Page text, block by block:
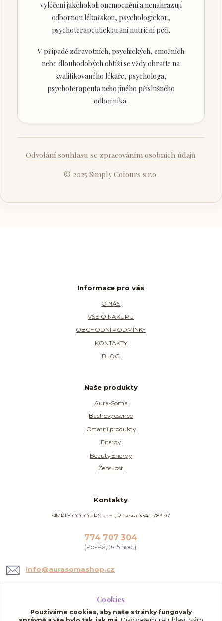
vyléčení jakéhokoli onemocnění a nenahrazují
odbornou lékařskou, psychologickou,
psychoterapeutickou ani nutriční péči.
V případě zdravotních, psychických, emočních
nebo dlouhodobých obtíží se vždy obraťte na
kvalifikovaného lékaře, psychologa,
psychoterapeuta nebo jiného příslušného
odborníka.
Odvolání souhlasu se zpracováním osobních údajů
© 2025 Simply Colours s.r.o.
Informace pro vás
O NÁS
VŠE O NÁKUPU
OBCHODNÍ PODMÍNKY
KONTAKTY
BLOG
Naše produkty
Aura-Soma
Bachovy esence
Ostatní produkty
Energy
Beauty Energy
Ženskost
Kontakty
SIMPLY COLOURS s.r.o. , Paseka 334 , 783 97
774 707 304
(Po-Pá, 9-15 hod.)
info@aurasomashop.cz
Cookies
Používáme cookies, aby naše stránky fungovaly